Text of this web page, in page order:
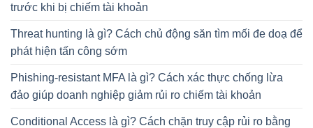
trước khi bị chiếm tài khoản
Threat hunting là gì? Cách chủ động săn tìm mối đe doạ để
phát hiện tấn công sớm
Phishing-resistant MFA là gì? Cách xác thực chống lừa
đảo giúp doanh nghiệp giảm rủi ro chiếm tài khoản
Conditional Access là gì? Cách chặn truy cập rủi ro bằng